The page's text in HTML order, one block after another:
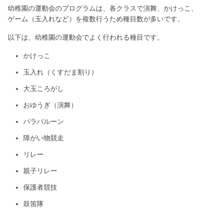
幼稚園の運動会のプログラムは、各クラスで演舞、かけっこ、
ゲーム（玉入れなど）を複数行うため種目数が多いです。
以下は、幼稚園の運動会でよく行われる種目です。
かけっこ
玉入れ（くすだま割り）
大玉ころがし
おゆうぎ（演舞）
パラバルーン
障がい物競走
リレー
親子リレー
保護者競技
鼓笛隊